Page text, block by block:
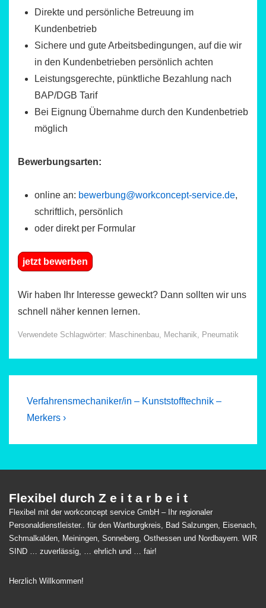
Direkte und persönliche Betreuung im
Kundenbetrieb
Sichere und gute Arbeitsbedingungen, auf die wir
in den Kundenbetrieben persönlich achten
Leistungsgerechte, pünktliche Bezahlung nach
BAP/DGB Tarif
Bei Eignung Übernahme durch den Kundenbetrieb
möglich
Bewerbungsarten:
online an: bewerbung@workconcept-service.de,
schriftlich, persönlich
oder direkt per Formular
jetzt bewerben
Wir haben Ihr Interesse geweckt? Dann sollten wir uns
schnell näher kennen lernen.
Verwendete Schlagwörter: Maschinenbau, Mechanik, Pneumatik
Beitragsnavigation
Next
Post
Verfahrensmechaniker/in – Kunststofftechnik –
Merkers ›
Flexibel durch Z e i t a r b e i t
Flexibel mit der workconcept service GmbH – Ihr regionaler
Personaldienstleister.. für den Wartburgkreis, Bad Salzungen, Eisenach,
Schmalkalden, Meiningen, Sonneberg, Osthessen und Nordbayern. WIR
SIND … zuverlässig, … ehrlich und … fair!
Herzlich Willkommen!